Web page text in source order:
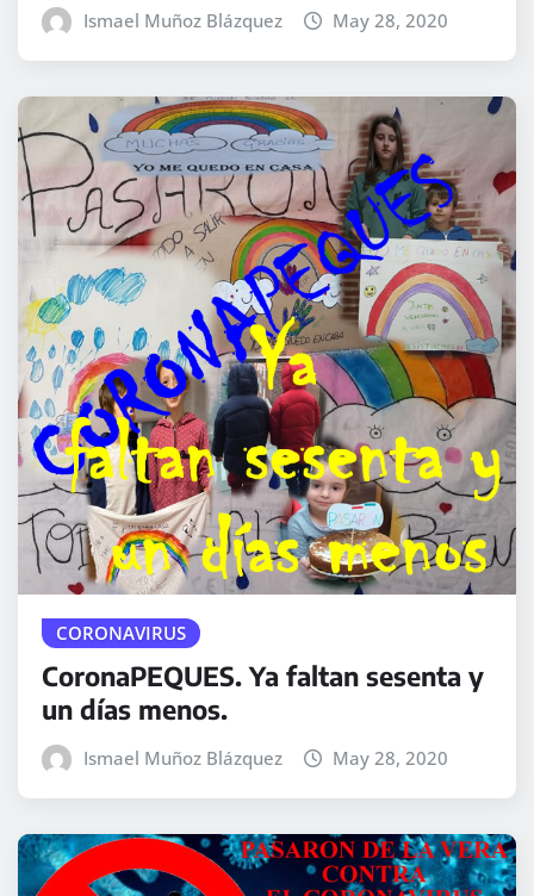
Ismael Muñoz Blázquez May 28, 2020
CORONAVIRUS
CoronaPEQUES. Ya faltan sesenta y
un días menos.
Ismael Muñoz Blázquez May 28, 2020